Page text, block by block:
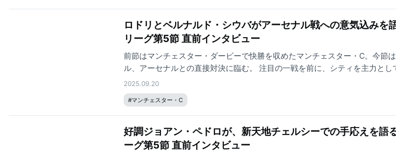
ロドリとベルナルド・シウバがアーセナル戦への意気込みを
リーグ第5節 直前インタビュー
前節はマンチェスター・ダービーで快勝を収めたマンチェスター・C。今節
ル、アーセナルとの直接対決に臨む。 注目の一戦を前に、シティを主力とし
ベルナルド・シウバがインタビューに答えた。
2025.09.20
#マンチェスター・C
好調ジョアン・ペドロが、新天地チェルシーでの手応えを語
ーグ第5節 直前インタビュー